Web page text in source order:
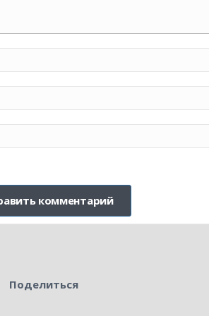
Поделиться